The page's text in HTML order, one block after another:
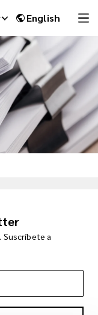
English
Suscríbete a